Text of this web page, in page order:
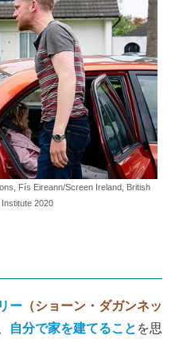
Fís Eireann/Screen Ireland, British
2020
ー （ショーン・ダガンネッ
自分で家を建てること を思